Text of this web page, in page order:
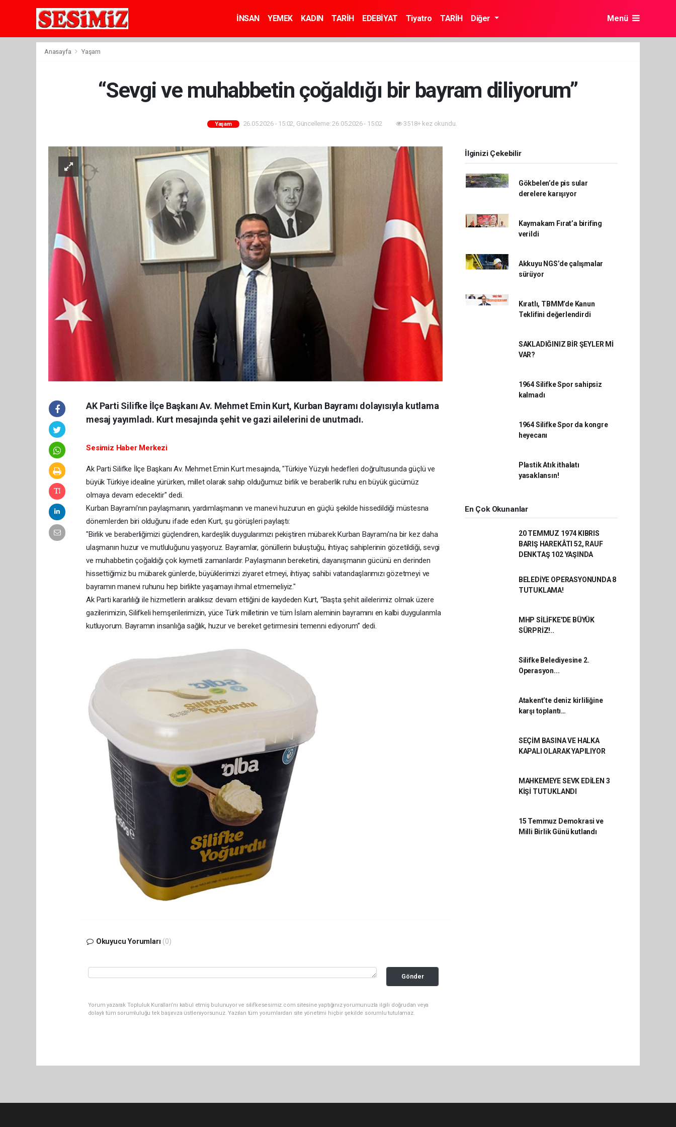
İNSAN YEMEK KADIN TARİH EDEBİYAT Tiyatro TARİH Diğer Menü
Anasayfa Yaşam
“Sevgi ve muhabbetin çoğaldığı bir bayram diliyorum”
Yaşam 26.05.2026 - 15:02, Güncelleme: 26.05.2026 - 15:02 3518+ kez okundu.
AK Parti Silifke İlçe Başkanı Av. Mehmet Emin Kurt, Kurban Bayramı dolayısıyla kutlama
mesaj yayımladı. Kurt mesajında şehit ve gazi ailelerini de unutmadı.
Sesimiz Haber Merkezi
Ak Parti Silifke İlçe Başkanı Av. Mehmet Emin Kurt mesajında, "Türkiye Yüzyılı hedefleri doğrultusunda güçlü ve
büyük Türkiye idealine yürürken, millet olarak sahip olduğumuz birlik ve beraberlik ruhu en büyük gücümüz
olmaya devam edecektir" dedi.
Kurban Bayramı'nın paylaşmanın, yardımlaşmanın ve manevi huzurun en güçlü şekilde hissedildiği müstesna
dönemlerden biri olduğunu ifade eden Kurt, şu görüşleri paylaştı:
"Birlik ve beraberliğimizi güçlendiren, kardeşlik duygularımızı pekiştiren mübarek Kurban Bayramı'na bir kez daha
ulaşmanın huzur ve mutluluğunu yaşıyoruz. Bayramlar, gönüllerin buluştuğu, ihtiyaç sahiplerinin gözetildiği, sevgi
ve muhabbetin çoğaldığı çok kıymetli zamanlardır. Paylaşmanın bereketini, dayanışmanın gücünü en derinden
hissettiğimiz bu mübarek günlerde, büyüklerimizi ziyaret etmeyi, ihtiyaç sahibi vatandaşlarımızı gözetmeyi ve
bayramın manevi ruhunu hep birlikte yaşamayı ihmal etmemeliyiz."
Ak Parti kararlılığı ile hizmetlerin aralıksız devam ettiğini de kaydeden Kurt, “Başta şehit ailelerimiz olmak üzere
gazilerimizin, Silifkeli hemşerilerimizin, yüce Türk milletinin ve tüm İslam aleminin bayramını en kalbi duygularımla
kutluyorum. Bayramın insanlığa sağlık, huzur ve bereket getirmesini temenni ediyorum” dedi.
Okuyucu Yorumları (0)
Gönder
Yorum yazarak Topluluk Kuralları’nı kabul etmiş bulunuyor ve silifkesesimiz.com sitesine yaptığınız yorumunuzla ilgili doğrudan veya
dolaylı tüm sorumluluğu tek başınıza üstleniyorsunuz. Yazılan tüm yorumlardan site yönetimi hiçbir şekilde sorumlu tutulamaz.
İlginizi Çekebilir
Gökbelen’de pis sular
derelere karışıyor
Kaymakam Fırat’a birifing
verildi
Akkuyu NGS’de çalışmalar
sürüyor
Kıratlı, TBMM’de Kanun
Teklifini değerlendirdi
SAKLADIĞINIZ BİR ŞEYLER Mİ
VAR?
1964 Silifke Spor sahipsiz
kalmadı
1964 Silifke Spor da kongre
heyecanı
Plastik Atık ithalatı
yasaklansın!
En Çok Okunanlar
20 TEMMUZ 1974 KIBRIS
BARIŞ HAREKÂTI 52, RAUF
DENKTAŞ 102 YAŞINDA
BELEDİYE OPERASYONUNDA 8
TUTUKLAMA!
MHP SİLİFKE'DE BÜYÜK
SÜRPRİZ!..
Silifke Belediyesine 2.
Operasyon...
Atakent’te deniz kirliliğine
karşı toplantı…
SEÇİM BASINA VE HALKA
KAPALI OLARAK YAPILIYOR
MAHKEMEYE SEVK EDİLEN 3
KİŞİ TUTUKLANDI
15 Temmuz Demokrasi ve
Milli Birlik Günü kutlandı